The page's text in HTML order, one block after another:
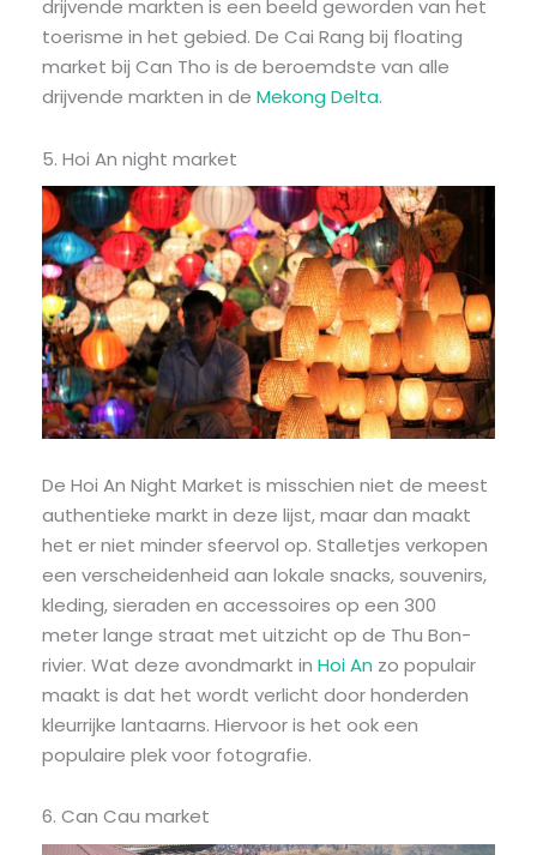
drijvende markten is een beeld geworden van het
toerisme in het gebied. De Cai Rang bij floating
market bij Can Tho is de beroemdste van alle
drijvende markten in de Mekong Delta.
5. Hoi An night market
De Hoi An Night Market is misschien niet de meest
authentieke markt in deze lijst, maar dan maakt
het er niet minder sfeervol op. Stalletjes verkopen
een verscheidenheid aan lokale snacks, souvenirs,
kleding, sieraden en accessoires op een 300
meter lange straat met uitzicht op de Thu Bon-
rivier. Wat deze avondmarkt in Hoi An zo populair
maakt is dat het wordt verlicht door honderden
kleurrijke lantaarns. Hiervoor is het ook een
populaire plek voor fotografie.
6. Can Cau market